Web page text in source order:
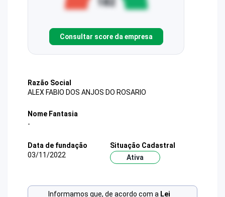
Consultar score da empresa
Razão Social
ALEX FABIO DOS ANJOS DO ROSARIO
Nome Fantasia
-
Data de fundação
03/11/2022
Situação Cadastral
Ativa
Informamos que, de acordo com a Lei